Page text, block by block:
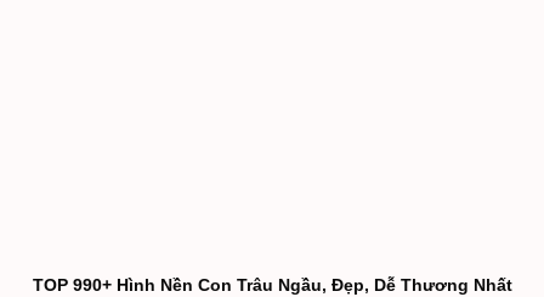
TOP 990+ Hình Nền Con Trâu Ngầu, Đẹp, Dễ Thương Nhất